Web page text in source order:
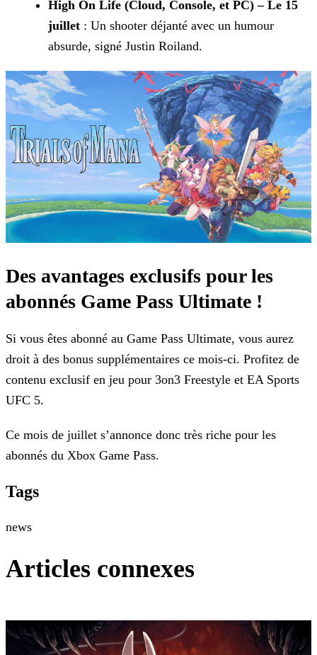
High On Life (Cloud, Console, et PC) – Le 15
juillet : Un shooter déjanté avec un humour
absurde, signé Justin Roiland.
Des avantages exclusifs pour les
abonnés Game Pass Ultimate !
Si vous êtes abonné au Game Pass Ultimate, vous aurez
droit à des bonus supplémentaires ce mois-ci. Profitez de
contenu exclusif en jeu pour 3on3 Freestyle et EA Sports
UFC 5.
Ce mois de juillet s’annonce donc très riche pour les
abonnés du Xbox Game Pass.
Tags
news
Articles connexes